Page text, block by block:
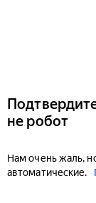
не робот
Нам очень жаль,
автоматические.